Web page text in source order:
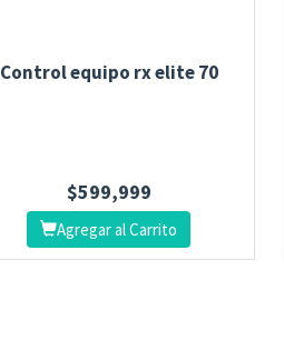
Control equipo rx elite 70
$599,999
Agregar al Carrito